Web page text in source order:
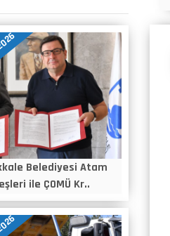
Belediyesi Atam
ile ÇOMÜ Kr..